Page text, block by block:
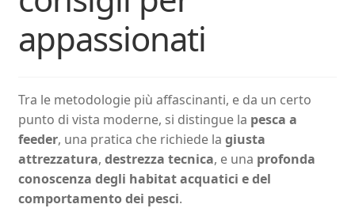
appassionati
Tra le metodologie più affascinanti, e da un certo
punto di vista moderne, si distingue la pesca a
feeder, una pratica che richiede la giusta
attrezzatura, destrezza tecnica, e una profonda
conoscenza degli habitat acquatici e del
comportamento dei pesci.